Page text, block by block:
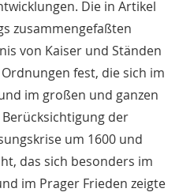
Die in Artikel
zusammengefaßten
von Kaiser und Ständen
fest, die sich im
im großen und ganzen
der
um 1600 und
das sich besonders im
im Prager Frieden zeigte